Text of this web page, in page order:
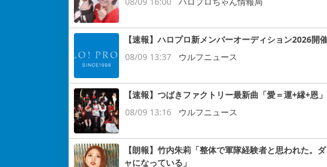
【速報】ハロプロ新メンバーオーディション2026開
08/09 13:37
ウルフニュース
【速報】つばきファクトリー最新曲「愛＝運+縁+恩
08/09 13:16
ウルフニュース
【朗報】竹内朱莉「整体で軍隊経験者と思われた。
ャになっている」